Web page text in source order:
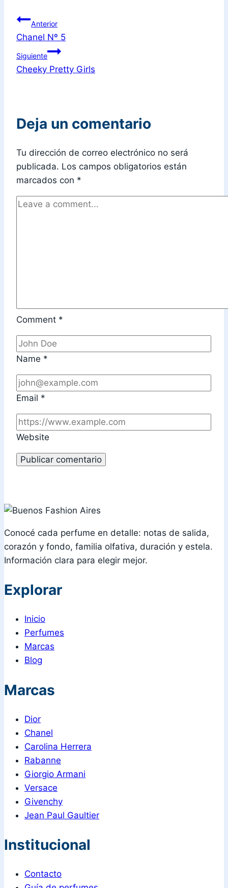
Anterior
Chanel Nº 5
Siguiente
Cheeky Pretty Girls
Deja un comentario
Tu dirección de correo electrónico no será
publicada. Los campos obligatorios están
marcados con *
Comment *
Name *
Email *
Website
Conocé cada perfume en detalle: notas de salida,
corazón y fondo, familia olfativa, duración y estela.
Información clara para elegir mejor.
Explorar
Inicio
Perfumes
Marcas
Blog
Marcas
Dior
Chanel
Carolina Herrera
Rabanne
Giorgio Armani
Versace
Givenchy
Jean Paul Gaultier
Institucional
Contacto